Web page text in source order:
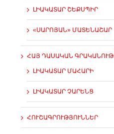
ԼԻԱԿԱՏԱՐ ՇԵՔՍՊԻՐ
«ՍԱՐՈՅԱՆ» ՄԱՏԵՆԱՇԱՐ
ՀԱՅ ԴԱՍԱԿԱՆ
ԼԻԱԿԱՏԱՐ ՄԱՀԱՐԻ
ԼԻԱԿԱՏԱՐ ՉԱՐԵՆՑ
ՀՈՒՇԱԳՐՈՒԹՅՈՒՆՆԵՐ